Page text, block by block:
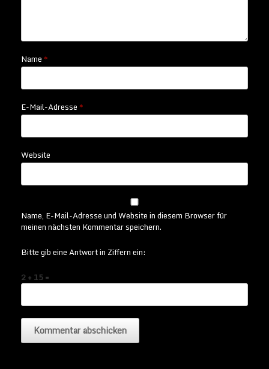
Name*
E-Mail-Adresse*
Website
Name, E-Mail-Adresse und Website in diesem Browser für
meinen nächsten Kommentar speichern.
Bitte gib eine Antwort in Ziffern ein:
2 + 15 =